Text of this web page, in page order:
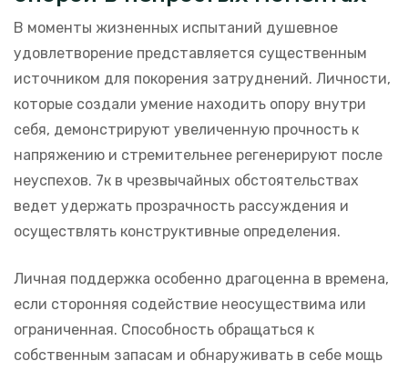
В моменты жизненных испытаний душевное
удовлетворение представляется существенным
источником для покорения затруднений. Личности,
которые создали умение находить опору внутри
себя, демонстрируют увеличенную прочность к
напряжению и стремительнее регенерируют после
неуспехов. 7к в чрезвычайных обстоятельствах
ведет удержать прозрачность рассуждения и
осуществлять конструктивные определения.
Личная поддержка особенно драгоценна в времена,
если сторонняя содействие неосуществима или
ограниченная. Способность обращаться к
собственным запасам и обнаруживать в себе мощь